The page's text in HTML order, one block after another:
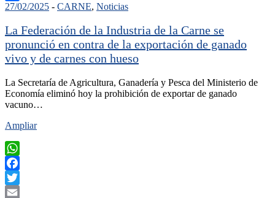
Compartir
27/02/2025 - CARNE, Noticias
La Federación de la Industria de la Carne se
pronunció en contra de la exportación de ganado
vivo y de carnes con hueso
La Secretaría de Agricultura, Ganadería y Pesca del Ministerio de
Economía eliminó hoy la prohibición de exportar de ganado
vacuno…
Ampliar
WhatsApp
Facebook
Twitter